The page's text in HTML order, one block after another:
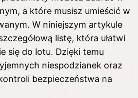
a które musisz umieścić w
W niniejszym artykule
listę, która ułatwi
się do lotu. Dzięki temu
niespodzianek oraz
bezpieczeństwa na